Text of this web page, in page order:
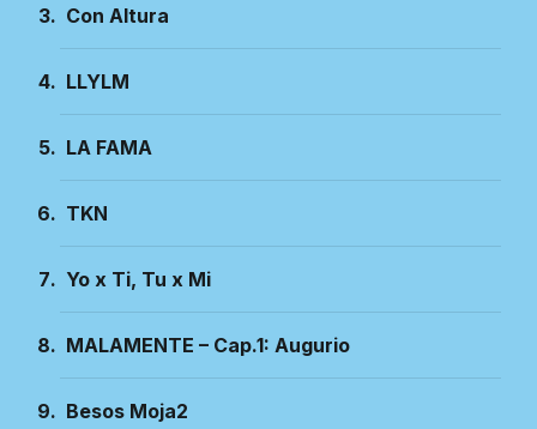
Con Altura
LLYLM
LA FAMA
TKN
Yo x Ti, Tu x Mi
MALAMENTE – Cap.1: Augurio
Besos Moja2